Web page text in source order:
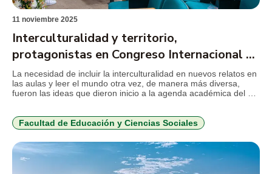
11 noviembre 2025
Interculturalidad y territorio,
protagonistas en Congreso Internacional de
Educación Infantil
La necesidad de incluir la interculturalidad en nuevos relatos en
las aulas y leer el mundo otra vez, de manera más diversa,
fueron las ideas que dieron inicio a la agenda académica del V
días 7 y 8 de noviembre y […]
Facultad de Educación y Ciencias Sociales